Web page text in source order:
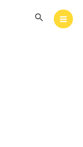
搜